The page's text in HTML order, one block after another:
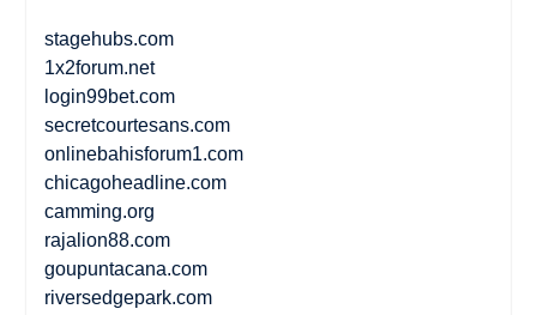
stagehubs.com
1x2forum.net
login99bet.com
secretcourtesans.com
onlinebahisforum1.com
chicagoheadline.com
camming.org
rajalion88.com
goupuntacana.com
riversedgepark.com